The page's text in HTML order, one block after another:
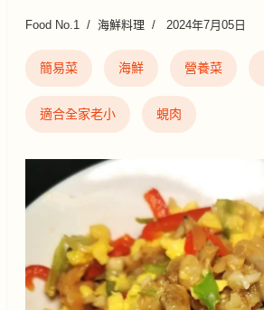
Food No.1 海鮮料理 2024年7月05日
簡易菜 海鮮 營養菜
適合全家老小 蜆肉